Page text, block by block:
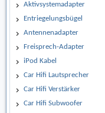
Aktivsystemadapter
Entriegelungsbügel
Antennenadapter
Freisprech-Adapter
iPod Kabel
Car Hifi Lautsprecher
Car Hifi Verstärker
Car Hifi Subwoofer